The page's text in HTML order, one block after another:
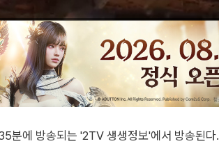
분에 방송되는 '2TV 생생정보'에서 방송된다.